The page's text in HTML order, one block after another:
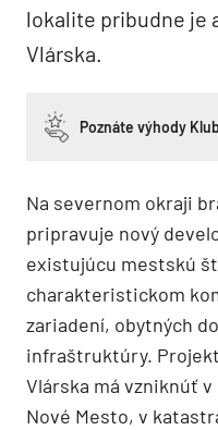
lokalite pribudne je
Vlárska.
Poznáte výhody
Na severnom okraji
pripravuje nový
existujúcu mestskú
charakteristickom
zariadení, obytných
infraštruktúry.
Vlárska má vzniknúť
Nové Mesto, v